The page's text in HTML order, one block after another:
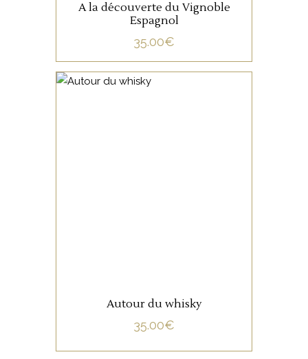
A la découverte du Vignoble
Espagnol
35.00€
Autour du whisky
35.00€